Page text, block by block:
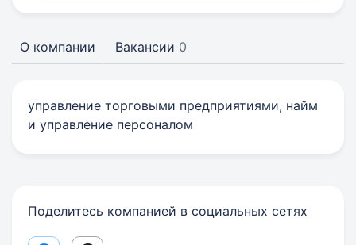
О компании Вакансии 0
управление торговыми предприятиями, найм
и управление персоналом
Поделитесь компанией в социальных сетях